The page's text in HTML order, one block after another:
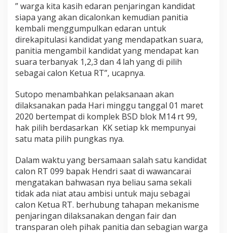
” warga kita kasih edaran penjaringan kandidat
siapa yang akan dicalonkan kemudian panitia
kembali menggumpulkan edaran untuk
direkapitulasi kandidat yang mendapatkan suara,
panitia mengambil kandidat yang mendapat kan
suara terbanyak 1,2,3 dan 4 lah yang di pilih
sebagai calon Ketua RT”, ucapnya.
Sutopo menambahkan pelaksanaan akan
dilaksanakan pada Hari minggu tanggal 01 maret
2020 bertempat di komplek BSD blok M14 rt 99,
hak pilih berdasarkan KK setiap kk mempunyai
satu mata pilih pungkas nya.
Dalam waktu yang bersamaan salah satu kandidat
calon RT 099 bapak Hendri saat di wawancarai
mengatakan bahwasan nya beliau sama sekali
tidak ada niat atau ambisi untuk maju sebagai
calon Ketua RT. berhubung tahapan mekanisme
penjaringan dilaksanakan dengan fair dan
transparan oleh pihak panitia dan sebagian warga